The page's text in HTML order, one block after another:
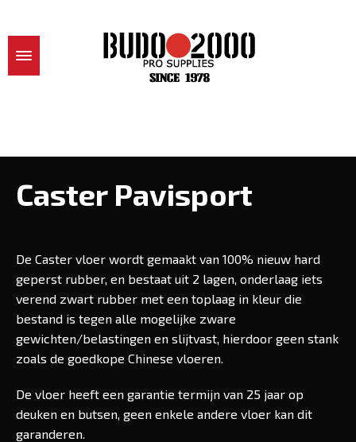
Caster Pavisport
De Caster vloer wordt gemaakt van 100% nieuw hard
geperst rubber, en bestaat uit 2 lagen, onderlaag iets
verend zwart rubber met een toplaag in kleur die
bestand is tegen alle mogelijke zware
gewichten/belastingen en slijtvast, hierdoor geen stank
zoals de goedkope Chinese vloeren.
De vloer heeft een garantie termijn van 25 jaar op
deuken en butsen, geen enkele andere vloer kan dit
garanderen.